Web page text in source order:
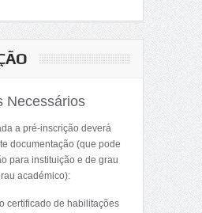
Necessários
a pré-inscrição deverá
documentação (que pode
para instituição e de grau
académico):
certificado de habilitações